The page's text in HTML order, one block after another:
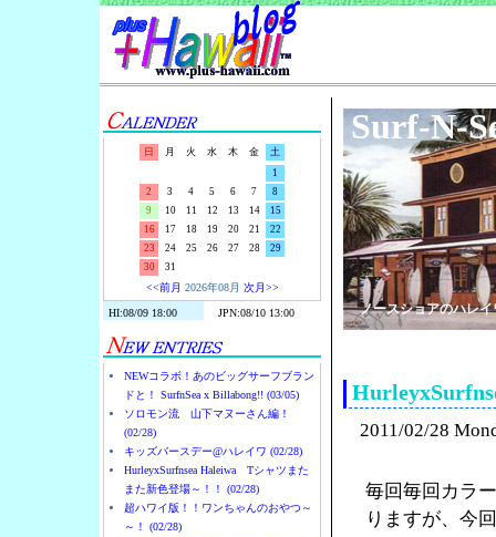
日 月 火 水 木 金
土
1
2
3 4 5 6 7
8
9
10 11 12 13 14
15
16
17 18 19 20 21
22
23
24 25 26 27 28
29
30
31
<<前月 2026年08月 次月>>
NEWコラボ！あのビッグサーフブラン
ドと！ SurfnSea x Billabong!! (03/05)
ソロモン流 山下マヌーさん編！
(02/28)
キッズバースデー@ハレイワ (02/28)
HurleyxSurfnsea Haleiwa Tシャツまた
また新色登場～！！ (02/28)
超ハワイ版！！ワンちゃんのおやつ～
～！ (02/28)
Surf-N-
ノースショアのハレ
2011/02/28
毎回毎回カラ
りますが、今